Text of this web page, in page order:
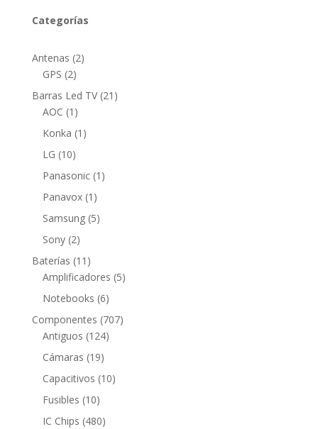
Categorías
Antenas 22
GPS 22
productos
Barras Led TV 21 21
AOC 1 1
producto
Konka 1 1
LG 1010
productos
Panasonic 1 1
Panavox 1 1
producto
Samsung 55
Sony 22
productos
Baterías 11 11
productos
Amplificadores 55
Notebooks 66
productos
Componentes 707707
Antiguos 124124
Cámaras 1919
productos
Capacitivos 1010
Fusibles 1010
productos
IC Chips 480480